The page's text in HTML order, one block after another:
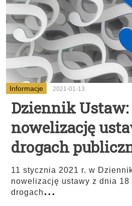
Informacje 2021-01-13
Dziennik Ustaw:
nowelizację
drogach
11 stycznia 2021 r. w
nowelizację ustawy z dnia 18
drogach...